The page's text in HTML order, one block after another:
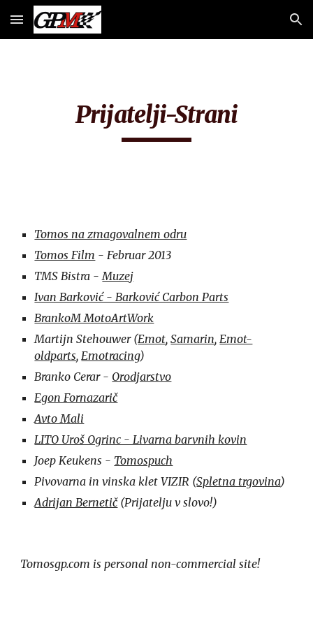
Skip to main content Skip to navigation
Prijatelji-Strani
Tomos na zmagovalnem odru
Tomos Film - Februar 2013
TMS Bistra - Muzej
Ivan Barković - Barković Carbon Parts
BrankoM MotoArtWork
Martijn Stehouwer (Emot, Samarin, Emot-
oldparts, Emotracing)
Branko Cerar - Orodjarstvo
Egon Fornazarič
Avto Mali
LITO Uroš Ogrinc - Livarna barvnih kovin
Joep Keukens - Tomospuch
Pivovarna in vinska klet VIZIR (Spletna trgovina)
Adrijan Bernetič (Prijatelju v slovo!)
Tomosgp.com is personal non-commercial site!